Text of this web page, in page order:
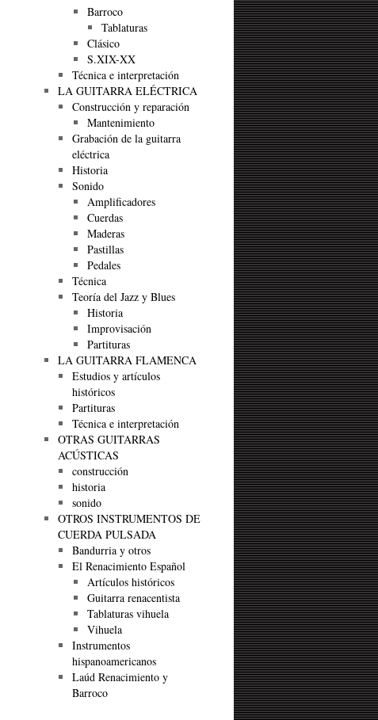
Barroco
Tablaturas
Clásico
S.XIX-XX
Técnica e interpretación
LA GUITARRA ELÉCTRICA
Construcción y reparación
Mantenimiento
Grabación de la guitarra
eléctrica
Historia
Sonido
Amplificadores
Cuerdas
Maderas
Pastillas
Pedales
Técnica
Teoría del Jazz y Blues
Historia
Improvisación
Partituras
LA GUITARRA FLAMENCA
Estudios y artículos
históricos
Partituras
Técnica e interpretación
OTRAS GUITARRAS
ACÚSTICAS
construcción
historia
sonido
OTROS INSTRUMENTOS DE
CUERDA PULSADA
Bandurria y otros
El Renacimiento Español
Artículos históricos
Guitarra renacentista
Tablaturas vihuela
Vihuela
Instrumentos
hispanoamericanos
Laúd Renacimiento y
Barroco